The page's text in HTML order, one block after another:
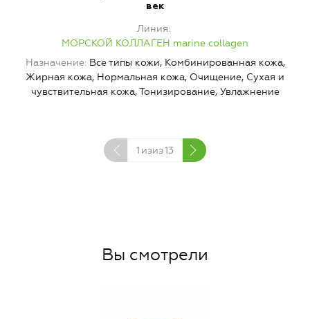
век
Линия
МОРСКОЙ КОЛЛАГЕН marine collagen
Назначение Все типы кожи, Комбинированная кожа,
Жирная кожа, Нормальная кожа, Очищение, Сухая и
чувствительная кожа, Тонизирование, Увлажнение
1 изиз13
Вы смотрели